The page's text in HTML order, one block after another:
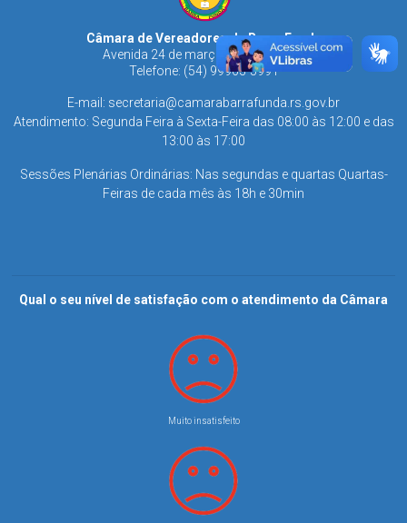
Câmara de Vereadores de Barra Funda
Avenida 24 de março, 1435 - Centro
Telefone: (54) 99963-5991
E-mail: secretaria@camarabarrafunda.rs.gov.br
Atendimento: Segunda Feira à Sexta-Feira das 08:00 às 12:00 e das
13:00 às 17:00
Sessões Plenárias Ordinárias: Nas segundas e quartas Quartas-
Feiras de cada mês às 18h e 30min
Qual o seu nível de satisfação com o atendimento da Câmara
Muito insatisfeito